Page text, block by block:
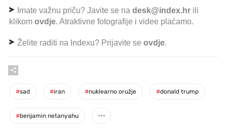
Imate važnu priču? Javite se na desk@index.hr ili
klikom ovdje. Atraktivne fotografije i videe plaćamo.
Želite raditi na Indexu? Prijavite se ovdje.
#sad #iran #nuklearno oružje #donald trump
#benjamin netanyahu